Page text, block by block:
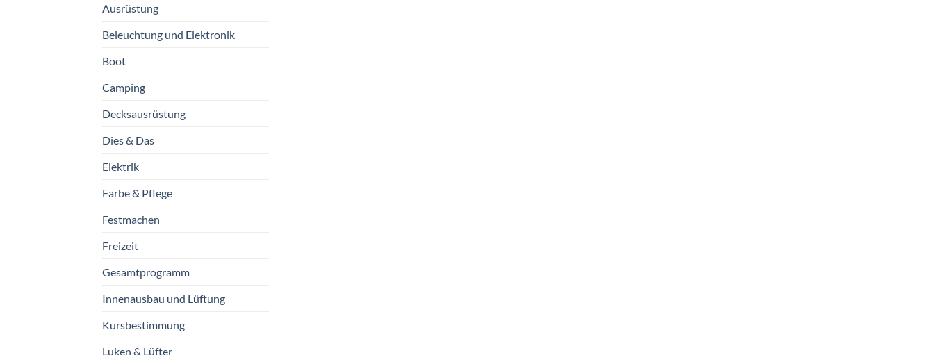
Ausrüstung
Beleuchtung und Elektronik
Boot
Camping
Decksausrüstung
Dies & Das
Elektrik
Farbe & Pflege
Festmachen
Freizeit
Gesamtprogramm
Innenausbau und Lüftung
Kursbestimmung
Luken & Lüfter